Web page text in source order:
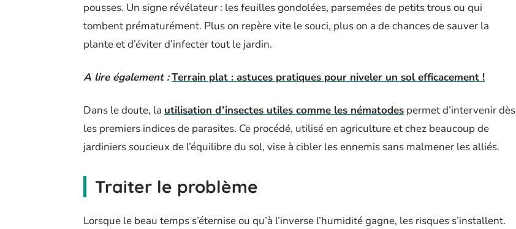
pousses. Un signe révélateur : les feuilles gondolées, parsemées de petits trous ou qui
tombent prématurément. Plus on repère vite le souci, plus on a de chances de sauver la
plante et d’éviter d’infecter tout le jardin.
A lire également :Terrain plat : astuces pratiques pour niveler un sol efficacement !
Dans le doute, la utilisation d’insectes utiles comme les nématodes permet d’intervenir dès
les premiers indices de parasites. Ce procédé, utilisé en agriculture et chez beaucoup de
jardiniers soucieux de l’équilibre du sol, vise à cibler les ennemis sans malmener les alliés.
Traiter le problème
Lorsque le beau temps s’éternise ou qu’à l’inverse l’humidité gagne, les risques s’installent.